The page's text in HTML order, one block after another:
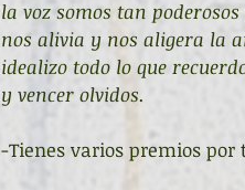
la voz somos tan
nos alivia y nos aligera la
idealizo todo lo que
y vencer olvidos.
-Tienes varios premios por